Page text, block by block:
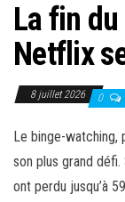
La fin
Netflix
8 juillet 2026 0
Le binge-watching,
son plus grand
ont perdu jusqu’à